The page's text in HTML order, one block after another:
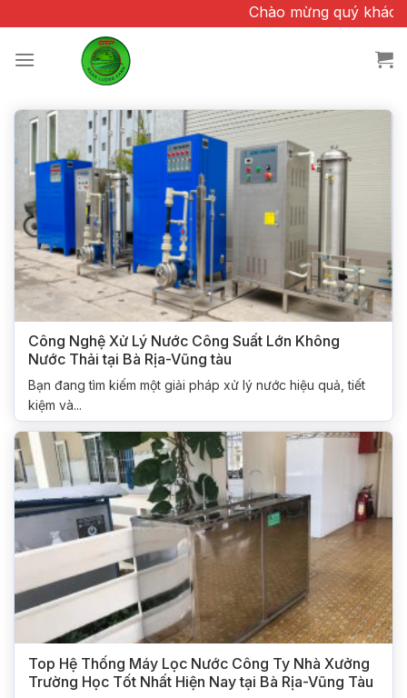
đến
nội
Chào mừng quý khách đã
Công Nghệ Xử Lý Nước Công Suất Lớn Không
Nước Thải tại Bà Rịa-Vũng tàu
Bạn đang tìm kiếm một giải pháp xử lý nước hiệu quả, tiết
kiệm và...
Top Hệ Thống Máy Lọc Nước Công Ty Nhà Xưởng
Trường Học Tốt Nhất Hiện Nay tại Bà Rịa-Vũng Tàu